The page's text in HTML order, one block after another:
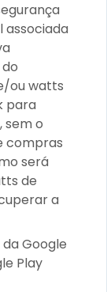
associada
ou watts
para
sem o
compras
será
de
a
Google
Play